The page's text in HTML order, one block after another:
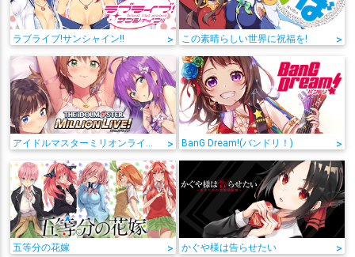
ラブライブ!サンシャイン!! > この素晴らしい世界に祝福を! >
アイドルマスターミリオンライブ! > BanG Dream!(バンドリ！) >
五等分の花嫁 > かぐや様は告らせたい >